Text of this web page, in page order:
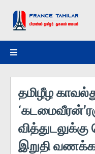
தமிழீழ
இறுதி